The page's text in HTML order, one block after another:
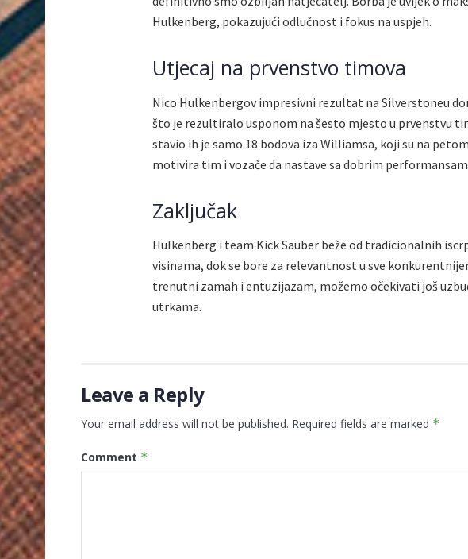
Hulkenberg, pokazujući odlučnost i fokus na uspjeh.
Utjecaj na prvenstvo timova
Nico Hulkenbergov impresivni rezultat na Silverstoneu
što je rezultiralo usponom na šesto mjesto u prvenstvu
stavio ih je samo 18 bodova iza Williamsa, koji su na
motivira tim i vozače da nastave sa dobrim
Zaključak
Hulkenberg i team Kick Sauber beže od tradicionalnih
visinama, dok se bore za relevantnost u sve
trenutni zamah i entuzijazam, možemo očekivati još
utrkama.
Leave a Reply
Your email address will not be published. Required fields are marked *
Comment *